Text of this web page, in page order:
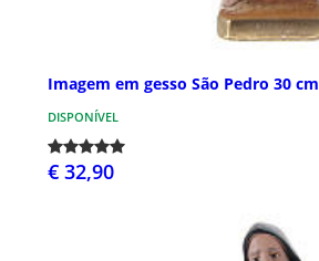
Imagem em gesso São Pedro 30 cm
DISPONÍVEL
€ 32,90